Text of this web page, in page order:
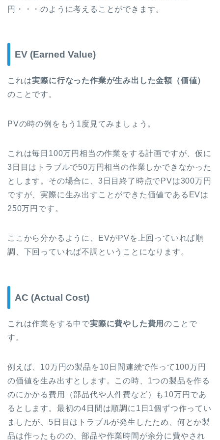
円・・・のように考えることができます。
EV (Earned Value)
これは実際に行なった作業が生み出した金額（価値）
のことです。
PVの時の例をもう1度見てみましょう。
これは毎日100万円相当の作業をする計画ですが、仮に
3日目はトラブルで50万円相当の作業しかできなかった
とします。その場合に、3日目終了時点でPVは300万円
ですが、実際に生み出すことができた価値であるEVは
250万円です。
ここから分かるように、EVがPVを上回っていれば順
調、下回っていれば不調ということになります。
AC (Actual Cost)
これは作業をする中で実際に費やした費用のことで
す。
例えば、10万円の製品を10日間連続で作って100万円
の価値を生み出すとします。この時、1つの製品を作る
のにかかる費用（部品代や人件費など）も10万円であ
るとします。最初の4日間は順調に1日1個ずつ作ってい
ましたが、5日目はトラブルが発生したため、何とか製
品は作ったものの、部品や作業時間が余分に費やされ